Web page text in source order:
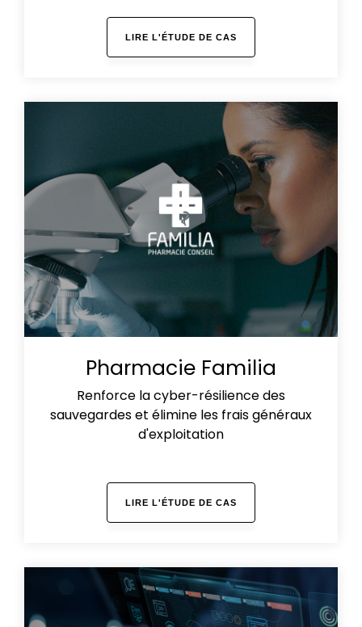
LIRE L'ÉTUDE DE CAS
Pharmacie Familia
Renforce la cyber-résilience des
sauvegardes et élimine les frais généraux
d'exploitation
LIRE L'ÉTUDE DE CAS